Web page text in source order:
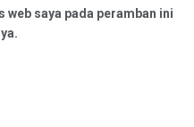
web saya pada peramban ini